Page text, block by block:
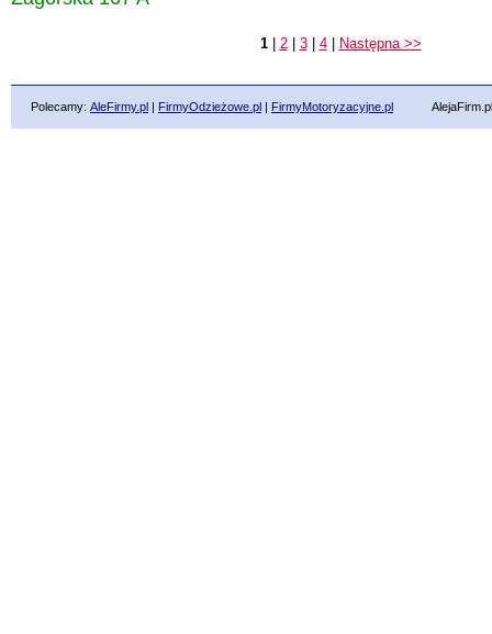
1| 2| 3| 4| Następna >>
Polecamy: AleFirmy.pl | FirmyOdzieżowe.pl | FirmyMotoryzacyjne.pl AlejaFirm.pl